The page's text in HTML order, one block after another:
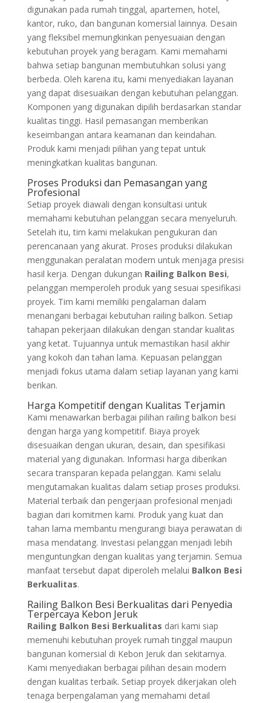
digunakan pada rumah tinggal, apartemen, hotel,
kantor, ruko, dan bangunan komersial lainnya. Desain
yang fleksibel memungkinkan penyesuaian dengan
kebutuhan proyek yang beragam. Kami memahami
bahwa setiap bangunan membutuhkan solusi yang
berbeda. Oleh karena itu, kami menyediakan layanan
yang dapat disesuaikan dengan kebutuhan pelanggan.
Komponen yang digunakan dipilih berdasarkan standar
kualitas tinggi. Hasil pemasangan memberikan
keseimbangan antara keamanan dan keindahan.
Produk kami menjadi pilihan yang tepat untuk
meningkatkan kualitas bangunan.
Proses Produksi dan Pemasangan yang
Profesional
Setiap proyek diawali dengan konsultasi untuk
memahami kebutuhan pelanggan secara menyeluruh.
Setelah itu, tim kami melakukan pengukuran dan
perencanaan yang akurat. Proses produksi dilakukan
menggunakan peralatan modern untuk menjaga presisi
hasil kerja. Dengan dukungan Railing Balkon Besi,
pelanggan memperoleh produk yang sesuai spesifikasi
proyek. Tim kami memiliki pengalaman dalam
menangani berbagai kebutuhan railing balkon. Setiap
tahapan pekerjaan dilakukan dengan standar kualitas
yang ketat. Tujuannya untuk memastikan hasil akhir
yang kokoh dan tahan lama. Kepuasan pelanggan
menjadi fokus utama dalam setiap layanan yang kami
berikan.
Harga Kompetitif dengan Kualitas Terjamin
Kami menawarkan berbagai pilihan railing balkon besi
dengan harga yang kompetitif. Biaya proyek
disesuaikan dengan ukuran, desain, dan spesifikasi
material yang digunakan. Informasi harga diberikan
secara transparan kepada pelanggan. Kami selalu
mengutamakan kualitas dalam setiap proses produksi.
Material terbaik dan pengerjaan profesional menjadi
bagian dari komitmen kami. Produk yang kuat dan
tahan lama membantu mengurangi biaya perawatan di
masa mendatang. Investasi pelanggan menjadi lebih
menguntungkan dengan kualitas yang terjamin. Semua
manfaat tersebut dapat diperoleh melalui Balkon Besi
Berkualitas.
Railing Balkon Besi Berkualitas dari Penyedia
Terpercaya Kebon Jeruk
Railing Balkon Besi Berkualitas dari kami siap
memenuhi kebutuhan proyek rumah tinggal maupun
bangunan komersial di Kebon Jeruk dan sekitarnya.
Kami menyediakan berbagai pilihan desain modern
dengan kualitas terbaik. Setiap proyek dikerjakan oleh
tenaga berpengalaman yang memahami detail